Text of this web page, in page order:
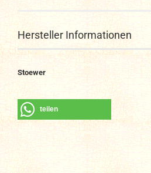
Hersteller Informationen
Stoewer
teilen